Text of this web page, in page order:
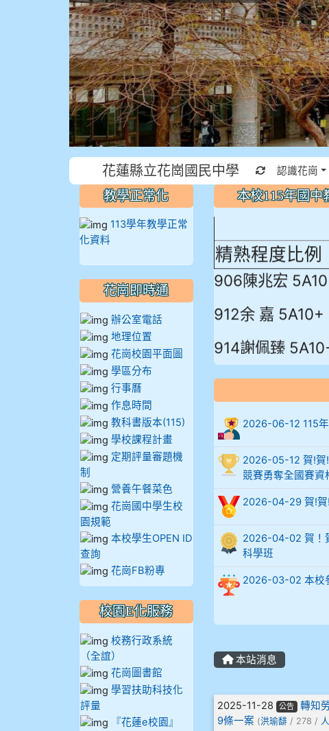
花蓮縣立花崗國民中學 重新取得佈景
認識花崗
本校115年國中
本校115年國
蓮縣最佳～！
精熟程度比例
906陳兆宏
912余 嘉 5A10+
914謝佩臻 5A10+
903陳品帆
904彭子庭
905蔣昇和
905周沛蓉
905鄭瑀安
906江彥臻
909林柏翰
909林玉楓
2026-06-12 115
2026-05-12 賀!賀
競賽勇奪全國賽資
2026-04-29 賀!賀
2026-04-02 賀！
科學班
2026-03-02 本校
本站消息
文章列表
2025-11-28 公告
轉知
9條一案 (洪瑜馡/ 278 /
教學正常化
113學年教學正常
化資料
花崗即時通
辦公室電話
地理位置
花崗校園平面圖
學區分布
行事曆
作息時間
教科書版本(115)
學校課程計畫
定期評量審題機
制
營養午餐菜色
花崗國中學生校
園規範
本校學生OPEN ID
查詢
花崗FB粉專
校園E化服務
校務行政系統
（全誼）
花崗圖書館
學習扶助科技化
評量
『花蓮e校園』